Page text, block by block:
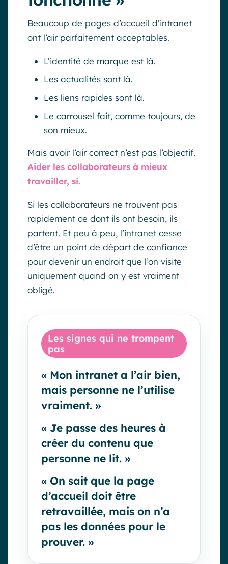
Beaucoup de pages d’accueil d’intranet
ont l’air parfaitement acceptables.
L’identité de marque est là.
Les actualités sont là.
Les liens rapides sont là.
Le carrousel fait, comme toujours, de
son mieux.
Mais avoir l’air correct n’est pas l’objectif.
Aider les collaborateurs à mieux
travailler, si.
Si les collaborateurs ne trouvent pas
rapidement ce dont ils ont besoin, ils
partent. Et peu à peu, l’intranet cesse
d’être un point de départ de confiance
pour devenir un endroit que l’on visite
uniquement quand on y est vraiment
obligé.
Les signes qui ne trompent
pas
« Mon intranet a l’air bien,
mais personne ne l’utilise
vraiment. »
« Je passe des heures à
créer du contenu que
personne ne lit. »
« On sait que la page
d’accueil doit être
retravaillée, mais on n’a
pas les données pour le
prouver. »